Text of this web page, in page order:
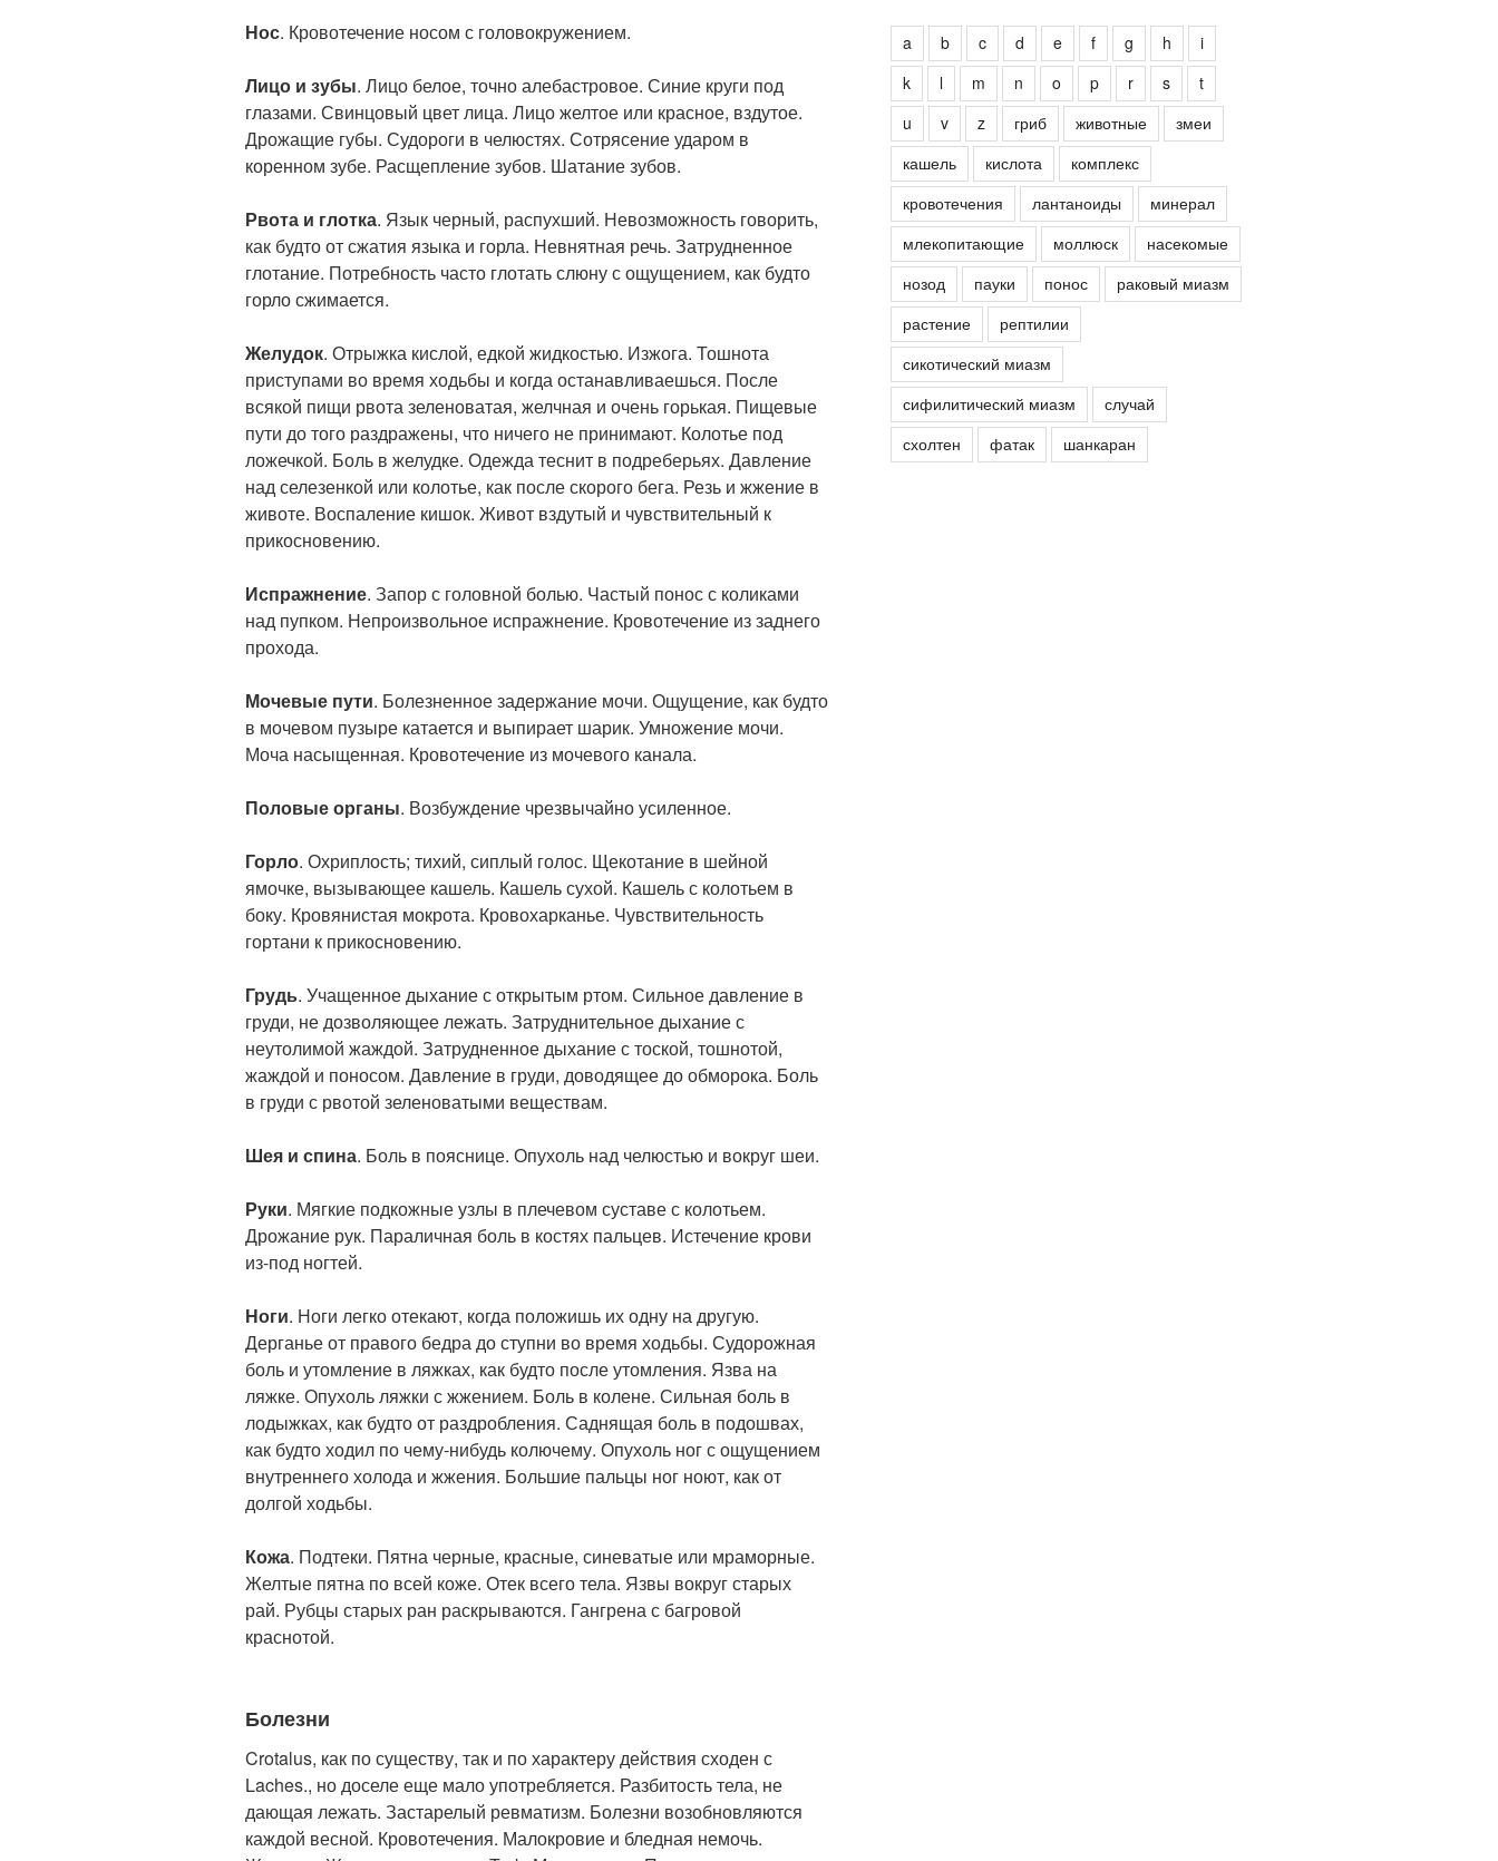
Нос. Кровотечение носом с головокружением.
Лицо и зубы. Лицо белое, точно алебастровое. Синие круги под
глазами. Свинцовый цвет лица. Лицо желтое или красное, вздутое.
Дрожащие губы. Судороги в челюстях. Сотрясение ударом в
коренном зубе. Расщепление зубов. Шатание зубов.
Рвота и глотка. Язык черный, распухший. Невозможность говорить,
как будто от сжатия языка и горла. Невнятная речь. Затрудненное
глотание. Потребность часто глотать слюну с ощущением, как будто
горло сжимается.
Желудок. Отрыжка кислой, едкой жидкостью. Изжога. Тошнота
приступами во время ходьбы и когда останавливаешься. После
всякой пищи рвота зеленоватая, желчная и очень горькая. Пищевые
пути до того раздражены, что ничего не принимают. Колотье под
ложечкой. Боль в желудке. Одежда теснит в подреберьях. Давление
над селезенкой или колотье, как после скорого бега. Резь и жжение в
животе. Воспаление кишок. Живот вздутый и чувствительный к
прикосновению.
Испражнение. Запор с головной болью. Частый понос с коликами
над пупком. Непроизвольное испражнение. Кровотечение из заднего
прохода.
Мочевые пути. Болезненное задержание мочи. Ощущение, как будто
в мочевом пузыре катается и выпирает шарик. Умножение мочи.
Моча насыщенная. Кровотечение из мочевого канала.
Половые органы. Возбуждение чрезвычайно усиленное.
Горло. Охриплость; тихий, сиплый голос. Щекотание в шейной
ямочке, вызывающее кашель. Кашель сухой. Кашель с колотьем в
боку. Кровянистая мокрота. Кровохарканье. Чувствительность
гортани к прикосновению.
Грудь. Учащенное дыхание с открытым ртом. Сильное давление в
груди, не дозволяющее лежать. Затруднительное дыхание с
неутолимой жаждой. Затрудненное дыхание с тоской, тошнотой,
жаждой и поносом. Давление в груди, доводящее до обморока. Боль
в груди с рвотой зеленоватыми веществам.
Шея и спина. Боль в пояснице. Опухоль над челюстью и вокруг шеи.
Руки. Мягкие подкожные узлы в плечевом суставе с колотьем.
Дрожание рук. Параличная боль в костях пальцев. Истечение крови
из-под ногтей.
Ноги. Ноги легко отекают, когда положишь их одну на другую.
Дерганье от правого бедра до ступни во время ходьбы. Судорожная
боль и утомление в ляжках, как будто после утомления. Язва на
ляжке. Опухоль ляжки с жжением. Боль в колене. Сильная боль в
лодыжках, как будто от раздробления. Саднящая боль в подошвах,
как будто ходил по чему-нибудь колючему. Опухоль ног с ощущением
внутреннего холода и жжения. Большие пальцы ног ноют, как от
долгой ходьбы.
Кожа. Подтеки. Пятна черные, красные, синеватые или мраморные.
Желтые пятна по всей коже. Отек всего тела. Язвы вокруг старых
рай. Рубцы старых ран раскрываются. Гангрена с багровой
краснотой.
Болезни
Crotalus, как по существу, так и по характеру действия сходен с
Laches., но доселе еще мало употребляется. Разбитость тела, не
дающая лежать. Застарелый ревматизм. Болезни возобновляются
каждой весной. Кровотечения. Малокровие и бледная немочь.
a b c d e f g h
i
k
l m n o p r s
t
u
v z гриб животные
змеи
кашель
кислота
комплекс
кровотечения
лантаноиды
минерал
млекопитающие
моллюск
насекомые
нозод
пауки понос
раковый миазм
растение
рептилии
сикотический миазм
сифилитический миазм
случай
схолтен
фатак шанкаран